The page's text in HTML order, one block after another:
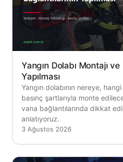
Yangın Dolabı Montajı ve
Yapılması
Yangın dolabının nereye,
basınç şartlarıyla monte
vana bağlantılarında dikkat
anlatıyoruz.
3 Ağustos 2026